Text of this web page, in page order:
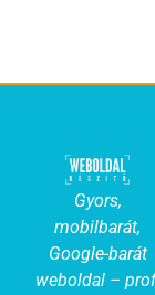
Gyors,
mobilbarát,
Google-barát
weboldal –